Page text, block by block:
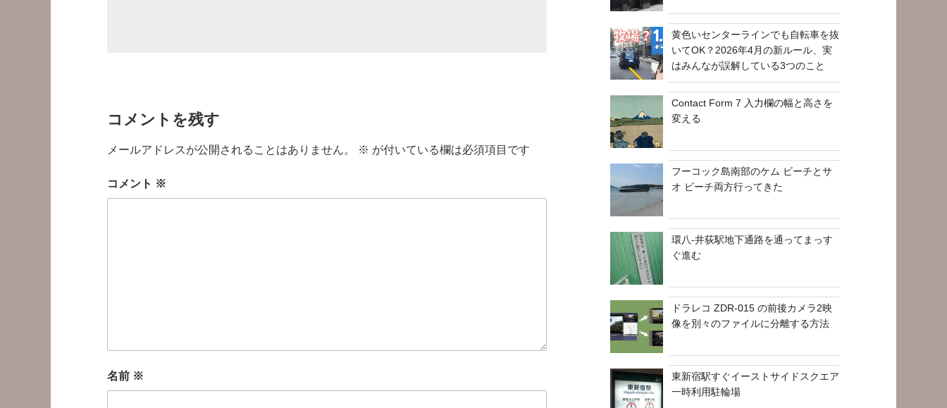
コメントを残す
メールアドレスが公開されることはありません。 ※ が付いている欄は必須項目です
コメント ※
名前 ※
黄色いセンターラインでも自転車を抜
いてOK？2026年4月の新ルール、実
はみんなが誤解している3つのこと
Contact Form 7 入力欄の幅と高さを
変える
フーコック島南部のケム ビーチとサ
オ ビーチ両方行ってきた
環八-井荻駅地下通路を通ってまっす
ぐ進む
ドラレコ ZDR-015 の前後カメラ2映
像を別々のファイルに分離する方法
東新宿駅すぐイーストサイドスクエア
一時利用駐輪場